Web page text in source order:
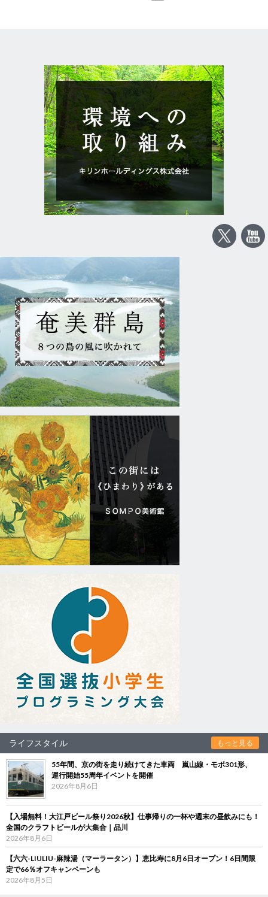
ライフスタイル もっと見る
55年間、京の街を走り続けてきた車両 嵐山線・モボ301形、
運行開始55周年イベントを開催
2026年8月6日
【入場無料！大江戸ビール祭り2026秋】仕事帰りの一杯や週末の昼飲みにも！
全国のクラフトビールが大集合｜品川
2026年8月6日
【六六-LIULIU-麻辣湯（マーラータン）】恵比寿に8月6日オープン！6日間限
定で66％オフキャンペーンも
2026年8月5日